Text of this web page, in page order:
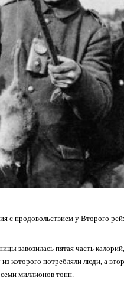
с продовольствием у Второго
завозилась пятая часть
которого потребляли люди, а
миллионов тонн.